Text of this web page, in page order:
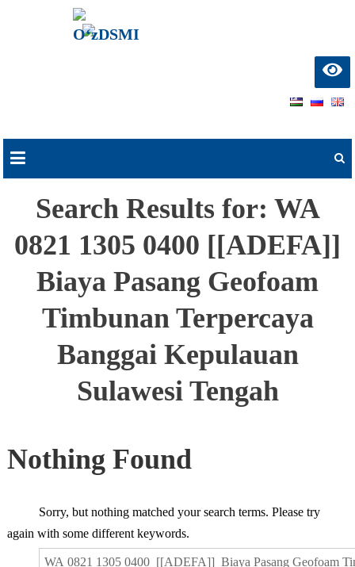
Skip
to
content
Search Results for: WA
0821 1305 0400 [[ADEFA]]
Biaya Pasang Geofoam
Timbunan Terpercaya
Banggai Kepulauan
Sulawesi Tengah
Nothing Found
Sorry, but nothing matched your search terms. Please try
again with some different keywords.
Qidirshish: